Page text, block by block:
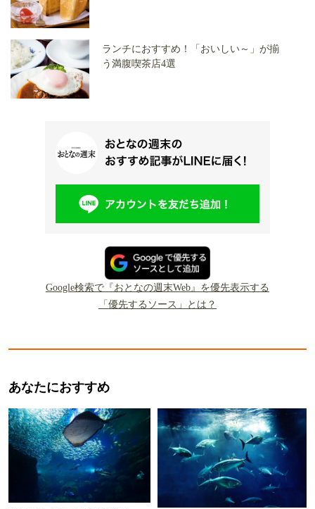
ランチにおすすめ！「おいしい～」が揃
う満腹喫茶店4選
Google検索で『おとなの週末Web』を優先表示する
「優先するソース」とは？
あなたにおすすめ